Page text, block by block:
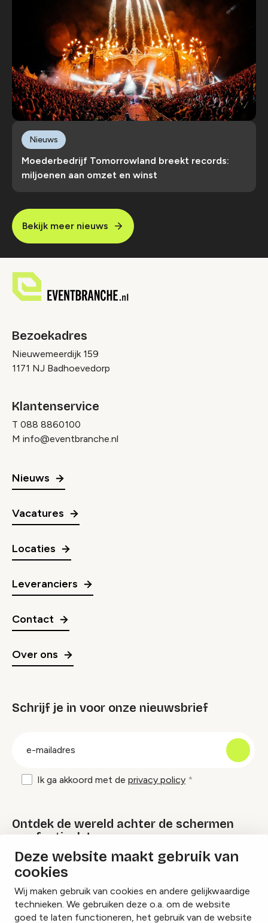
Deze website maakt gebruik van
cookies
Wij maken gebruik van cookies en andere gelijkwaardige
technieken. We gebruiken deze o.a. om de website
goed te laten functioneren, het gebruik van de website
Moederbedrijf Tomorrowland breekt records:
miljoenen aan omzet en winst
Nieuws
Bekijk meer nieuws
Bezoekadres
Nieuwemeerdijk 159
1171 NJ Badhoevedorp
Klantenservice
T 088 8860100
M info@eventbranche.nl
Nieuws
Vacatures
Locaties
Leveranciers
Contact
Over ons
Schrijf je in voor onze nieuwsbrief
Ik ga akkoord met de privacy policy
Ontdek de wereld achter de schermen
van festivals!
Lees onze Festival Specials